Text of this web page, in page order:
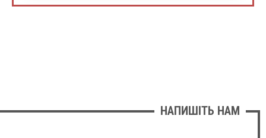
НАПИШІТЬ НАМ